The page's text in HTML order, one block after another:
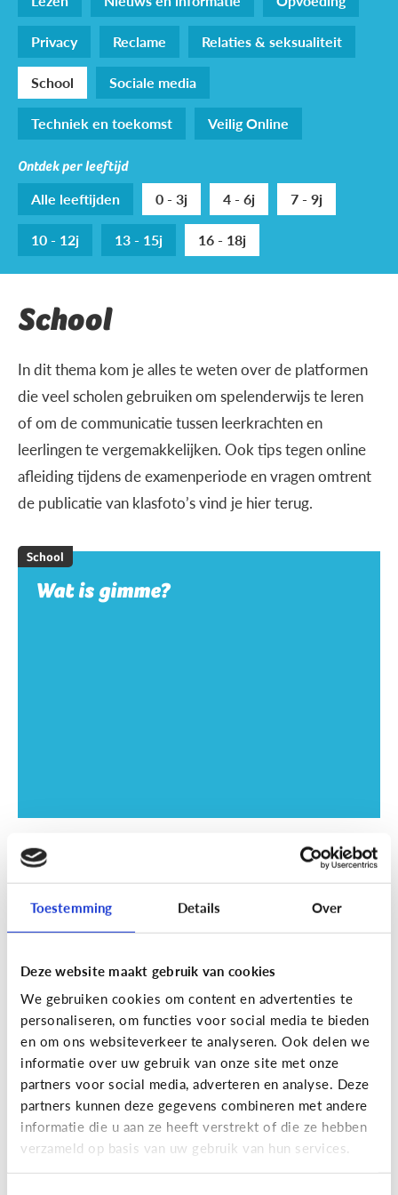
Toestemming Details Over
Deze website maakt gebruik van cookies
We gebruiken cookies om content en advertenties te
personaliseren, om functies voor social media te bieden
en om ons websiteverkeer te analyseren. Ook delen we
informatie over uw gebruik van onze site met onze
partners voor social media, adverteren en analyse. Deze
partners kunnen deze gegevens combineren met andere
informatie die u aan ze heeft verstrekt of die ze hebben
verzameld op basis van uw gebruik van hun services.
Privacy
Reclame
Relaties & seksualiteit
School
Sociale media
Techniek en toekomst
Veilig Online
Ontdek per leeftijd
Alle leeftijden 0 - 3j 4 - 6j
7 - 9j
10 - 12j
13 - 15j 16 - 18j
School
In dit thema kom je alles te weten over de platformen
die veel scholen gebruiken om spelenderwijs te leren
of om de communicatie tussen leerkrachten en
leerlingen te vergemakkelijken. Ook tips tegen online
afleiding tijdens de examenperiode en vragen omtrent
de publicatie van klasfoto’s vind je hier terug.
School
Wat is gimme?
School
SOS examentijd! 5 tips tegen
online afleiding
School
Wat is Smartschool?